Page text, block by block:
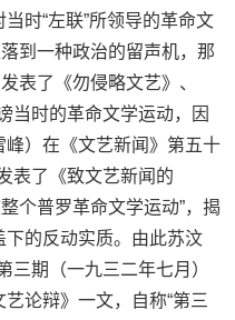
时“左联”所领导的革命文
到一种政治的留声机，那
表了《勿侵略文艺》、
当时的革命文学运动，因
峰）在《文艺新闻》第五十
表了《致文艺新闻的
个普罗革命文学运动”，揭
下的反动实质。由此苏汶
三期（一九三二年七月）
论辩》一文，自称“第三